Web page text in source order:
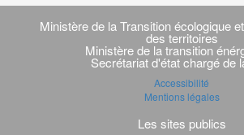
Navigation
transverse
Ministère de la Transition écologique
des territoires
Ministère de la transition
Secrétariat d'état chargé de
Accessibilité
Mentions légales
Les sites publics